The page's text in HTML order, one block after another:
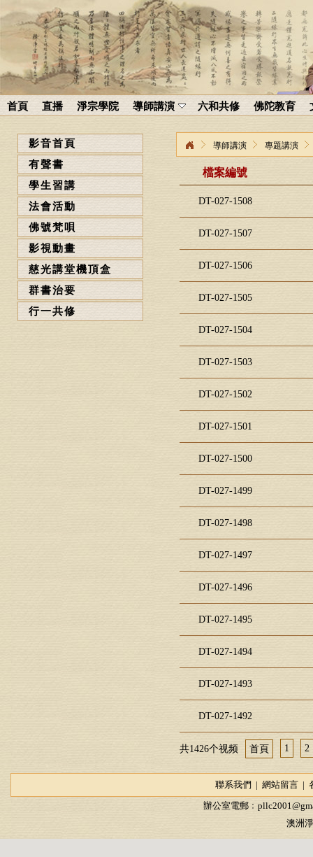
首頁 直播 淨宗學院 導師講演 六和共修 佛陀教育
影音首頁
有聲書
學生習講
法會活動
佛號梵唄
影視動畫
慈光講堂機頂盒
群書治要
行一共修
導師講演 專題講演
檔案編號
DT-027-1508
DT-027-1507
DT-027-1506
DT-027-1505
DT-027-1504
DT-027-1503
DT-027-1502
DT-027-1501
DT-027-1500
DT-027-1499
DT-027-1498
DT-027-1497
DT-027-1496
DT-027-1495
DT-027-1494
DT-027-1493
DT-027-1492
共1426个视频 首頁 1 2
聯系我們 | 網站留言|
辦公室電郵﹕
澳洲